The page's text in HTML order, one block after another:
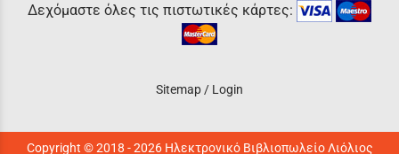
Δεχόμαστε όλες τις πιστωτικές κάρτες:
Sitemap/ Login
Copyright © 2018 - 2026 Ηλεκτρονικό Βιβλιοπωλείο Λιόλιος